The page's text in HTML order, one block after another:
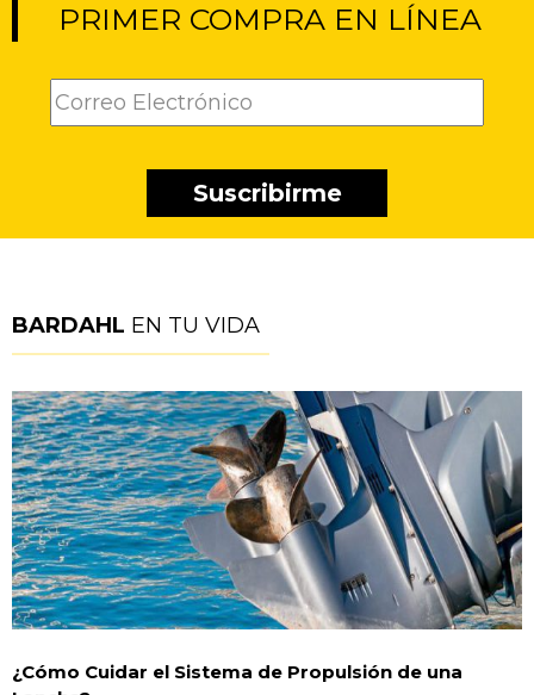
PRIMER COMPRA EN LÍNEA
BARDAHL EN TU VIDA
¿Cómo Cuidar el Sistema de Propulsión de una